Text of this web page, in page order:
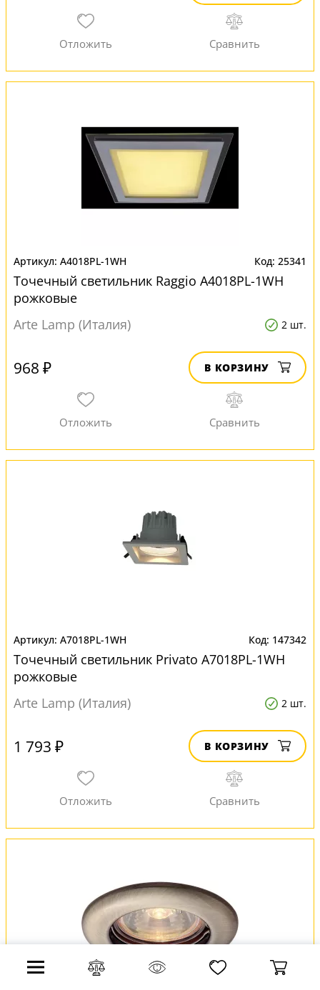
A4018PL-1WH 25341
Точечный светильник Raggio A4018PL-1WH
рожковые
Arte Lamp (Италия)
2 шт.
968 ₽ В КОРЗИНУ
A7018PL-1WH 147342
Точечный светильник Privato A7018PL-1WH
рожковые
Arte Lamp (Италия)
2 шт.
1 793 ₽ В КОРЗИНУ